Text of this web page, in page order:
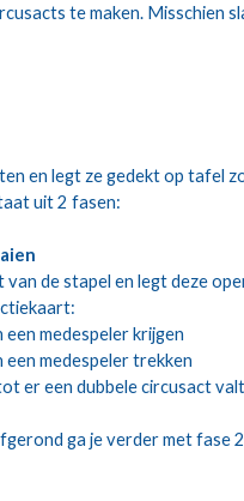
te maken. Misschien
en legt ze gedekt op tafel
uit 2 fasen:
van de stapel en legt deze
medespeler krijgen
een medespeler trekken
er een dubbele circusact
ga je verder met fase